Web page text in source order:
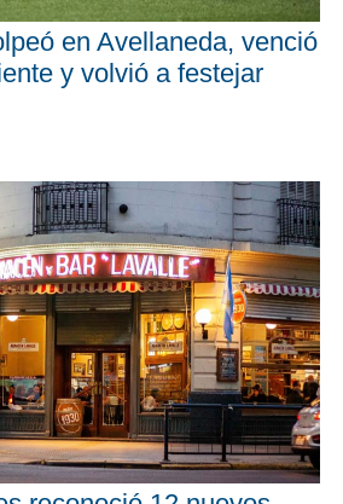
en Avellaneda, venció
y volvió a festejar